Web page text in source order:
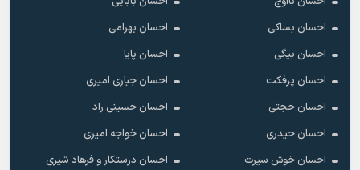
احسان بساکی
احسان بهرامی
احسان بیگی
احسان پایا
احسان پرفکت
احسان جباری امیری
احسان حجتی
احسان حسینی راد
احسان حیدری
احسان خواجه امیری
احسان خوش سیرت
احسان درستکار و فرهاد شیرى